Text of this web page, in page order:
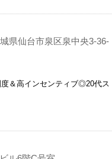
県仙台市泉区泉中央3-36-
度＆高インセンティブ◎20代ス